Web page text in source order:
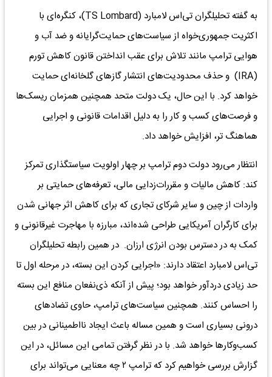
به گفته تحلیلگران تی‌‌‌اس لامبارد (TS Lombard)، کنگره‌ای با
اکثریت جمهوری‌خواه از سیاست‌های حمایت‌گرایانه و ضد آب و
هوایی ترامپ مانند تلاش برای عقب انداختن قانون کاهش تورم
(IRA) و حذف محدودیت‌های انتشار گازهای گلخانه‌ای حمایت
خواهد کرد. با این حال، یک دولت متحد همچنین همزمان ریسک‌ها
و فرصت‌های کسب و کار را به دلیل اقدامات قانونی و اجرایی
هماهنگ تر، افزایش خواهد داد.
انتظار می‌رود دولت دوم ترامپ بر چهار اولویت سیاستگذاری تمرکز
کند: کاهش مالیات و مقررات‌زدایی مالی، تعرفه‌های حمایتی بر
واردات از چین و سایر شرکای تجاری که برای کاهش اثر جهانی شدن
برای کارگران آمریکایی طراحی شده‌اند، مبارزه با مهاجرت غیرقانونی و
کمک به در دسترس بودن انرژی ارزان. در همین رابطه تحلیلگران
تی‌‌‌اس لامبارد اعتقاد دارند: «اجرایی کردن این بسته، در مرحله اول تا
حد زیادی دردآور خواهد بود؛ پیش از آنکه ذی‌نفعان منافع این بسته
را احساس کنند. همچنین سیاست‌های ترامپ، حاوی تضادهای
درونی بسیاری است و همین مساله باعث ایجاد نااطمینانی در بین
کسب‌و‌کارها خواهد شد. با در نظر گرفتن تمامی این مسائل، در این
گزارش بررسی خواهیم کرد که ترامپ ۲ چه معنایی می‌تواند برای